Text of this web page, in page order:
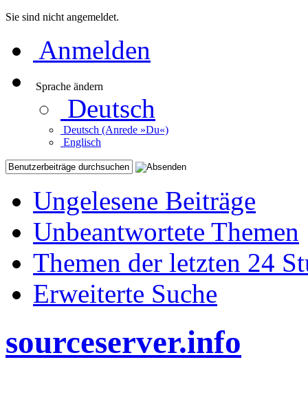
Sie sind nicht angemeldet.
Anmelden
Sprache ändern
Deutsch
Deutsch (Anrede »Du«)
Englisch
Ungelesene Beiträge
Unbeantwortete Themen
Themen der letzten 24
Erweiterte Suche
sourceserver.info